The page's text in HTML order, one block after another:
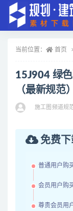
当前位置： 首页
15J904 绿
（最新规范）
施工图频道规
免费下
普通用户购
会员用户购
尊贵会员用
全部